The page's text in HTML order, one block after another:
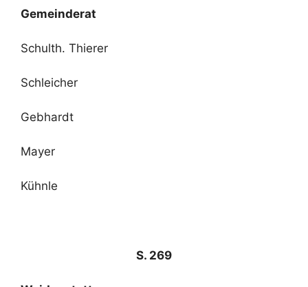
Gemeinderat
Schulth. Thierer
Schleicher
Gebhardt
Mayer
Kühnle
S. 269